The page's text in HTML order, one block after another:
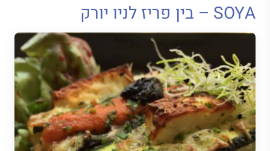
SOYA – בין פריז לניו יורק